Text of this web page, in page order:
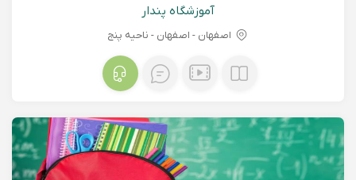
آموزشگاه پندار
اصفهان - اصفهان - ناحیه پنج